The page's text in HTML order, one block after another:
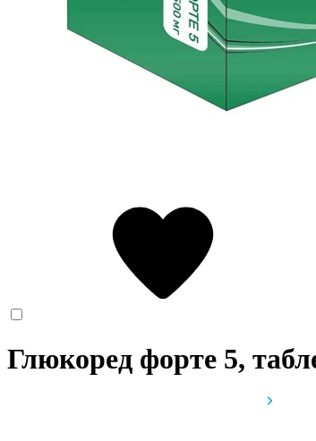
Глюкоред форте 5,